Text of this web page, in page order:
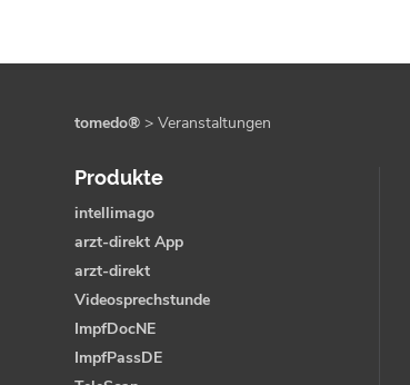
tomedo® >Veranstaltungen
Produkte
intellimago
arzt-direkt App
arzt-direkt
Videosprechstunde
ImpfDocNE
ImpfPassDE